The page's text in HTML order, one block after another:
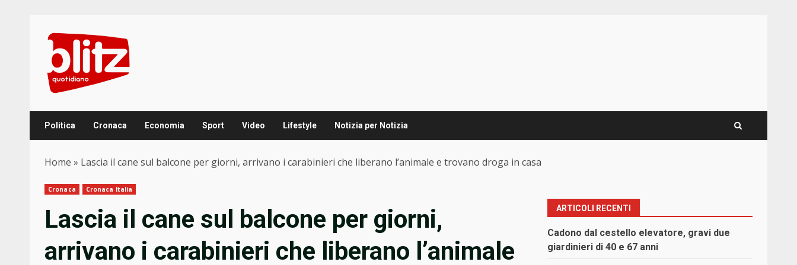
content
Politica Cronaca Economia Sport Video Lifestyle Notizia per Notizia
Home » Lascia il cane sul balcone per giorni, arrivano i carabinieri che liberano l’animale e trovano droga in casa
Cronaca Cronaca Italia
Lascia il cane sul balcone per giorni,
arrivano i carabinieri che liberano l’animale
ARTICOLI RECENTI
Cadono dal cestello elevatore, gravi due
giardinieri di 40 e 67 anni